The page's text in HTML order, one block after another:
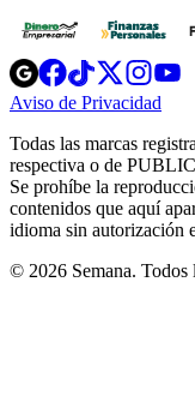
Opens
in
new
Opens
in
new
Opens
in
new
window
Opens
new
Aviso de Privacidad
new
Todas las marcas
respectiva o de
Se prohíbe la
contenidos que aquí
idioma sin autorización
© 2026 Semana. Todos